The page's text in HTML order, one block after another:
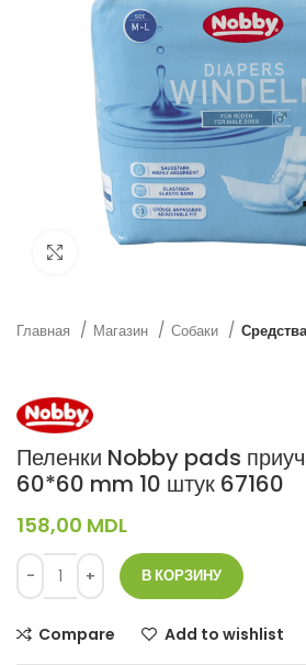
Нажмите, чтобы увеличить
Главная Магазин Собаки
Пеленки Nobby pads
60*60 mm 10 штук 67160
158,00 MDL
В КОРЗИНУ
Compare Add to wishlist